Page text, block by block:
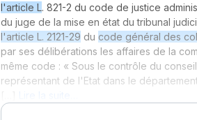
l'article L. 821-2 du code de justice
du juge de la mise en état du tribunal
l'article L. 2121-29 du code général des
par ses délibérations les affaires de la
même code : « Sous le contrôle du
représentant de l'Etat dans le
Lire la suite…